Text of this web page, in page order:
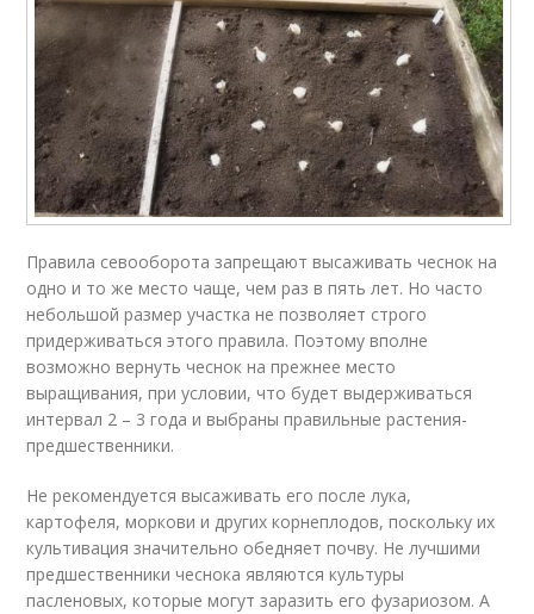
Правила севооборота запрещают высаживать чеснок на
одно и то же место чаще, чем раз в пять лет. Но часто
небольшой размер участка не позволяет строго
придерживаться этого правила. Поэтому вполне
возможно вернуть чеснок на прежнее место
выращивания, при условии, что будет выдерживаться
интервал 2 – 3 года и выбраны правильные растения-
предшественники.
Не рекомендуется высаживать его после лука,
картофеля, моркови и других корнеплодов, поскольку их
культивация значительно обедняет почву. Не лучшими
предшественники чеснока являются культуры
пасленовых, которые могут заразить его фузариозом. А